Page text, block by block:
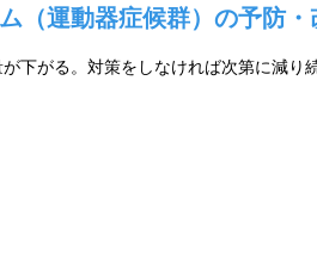
（運動器症候群）の予防・
下がる。対策をしなければ次第に減り